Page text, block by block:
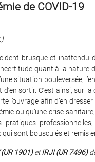
de COVID-19
brusque et inattendu
quant à la nature
situation bouleversée,
sortir. C’est ainsi, sur la
l’ouvrage afin d’en
ou qu’une crise
pratiques
sont bousculés et remis
(UR 1901)etIRJI (UR 7496)